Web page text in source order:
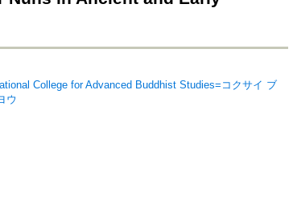
College for Advanced Buddhist Studies=コクサイ ブ
ウ